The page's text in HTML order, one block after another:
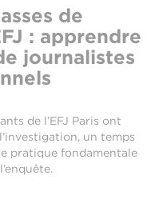
de
: apprendre
journalistes
de l’EFJ Paris ont
un temps
pratique fondamentale